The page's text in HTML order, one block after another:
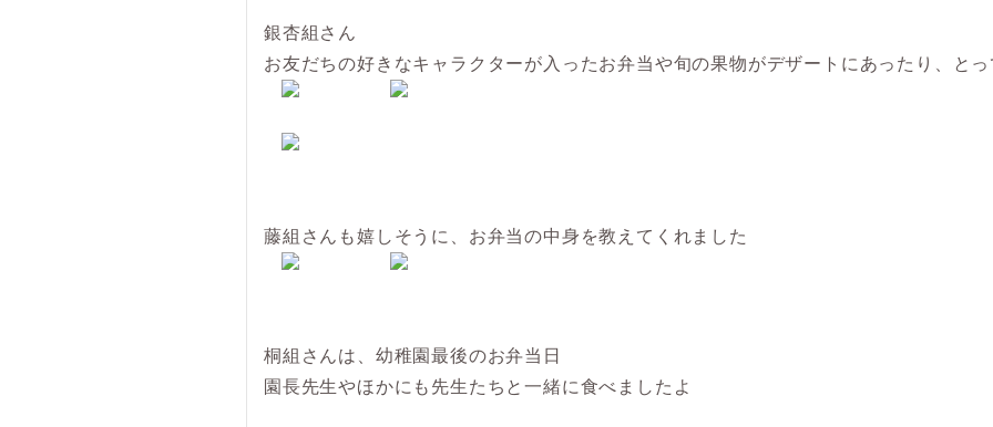
銀杏組さん
お友だちの好きなキャラクターが入ったお弁当や旬の果物がデザートにあったり、と
藤組さんも嬉しそうに、お弁当の中身を教えてくれました
桐組さんは、幼稚園最後のお弁当日
園長先生やほかにも先生たちと一緒に食べましたよ